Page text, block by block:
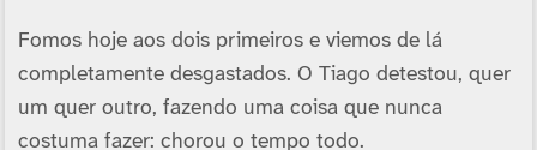
Fomos hoje aos dois primeiros e viemos de lá
completamente desgastados. O Tiago detestou, quer
um quer outro, fazendo uma coisa que nunca
costuma fazer: chorou o tempo todo.